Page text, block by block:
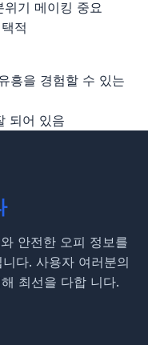
기 메이킹 중요
적
흥을 경험할 수 있는
되어 있음
안전한 오피 정보를
다. 사용자 여러분의
최선을 다합 니다.